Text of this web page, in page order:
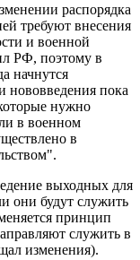
распорядка
требуют внесения
и военной
РФ, поэтому в
начнутся
нововведения пока
нужно
в военном
в
выходных для
они будут служить
принцип
служить в
изменения).